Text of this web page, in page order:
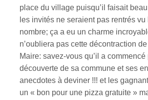
place du village puisqu’il faisait
les invités ne seraient pas rentrés vu
nombre; ça a eu un charme
n’oubliera pas cette décontraction
Maire: savez-vous qu’il a
découverte de sa commune et ses
anecdotes à deviner !!! et les
un « bon pour une pizza gratuite »